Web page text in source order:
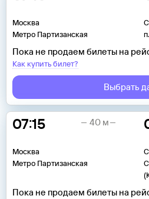
Москва
Метро Партизанская
Пока не продаем билеты на
Как купить билет?
Выбрать
07:15
Москва
Метро Партизанская
40 м
Пока не продаем билеты на